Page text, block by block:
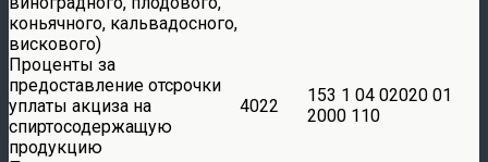
коньячного, кальвадосного,
вискового)
Проценты за
предоставление отсрочки
уплаты акциза на
спиртосодержащую
продукцию
4022
153 1 04 02020 01
2000 110